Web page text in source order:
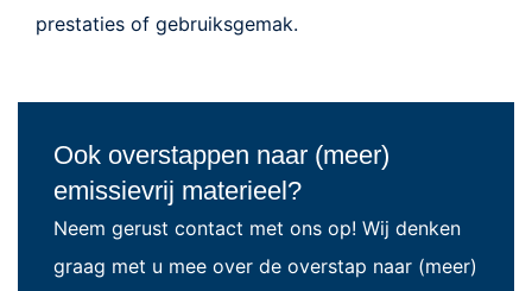
prestaties of gebruiksgemak.
Ook overstappen naar (meer)
emissievrij materieel?
Neem gerust contact met ons op! Wij denken
graag met u mee over de overstap naar (meer)